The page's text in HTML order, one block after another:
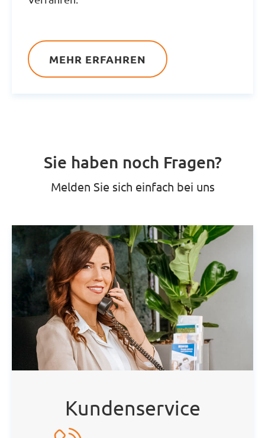
MEHR ERFAHREN
Sie haben noch Fragen?
Melden Sie sich einfach bei uns
Kundenservice